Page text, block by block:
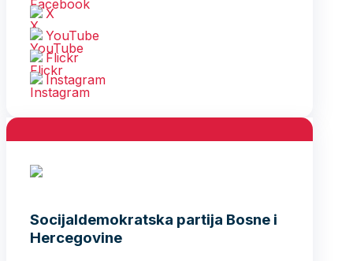
X
YouTube
Flickr
Instagram
Socijaldemokratska partija Bosne i
Hercegovine